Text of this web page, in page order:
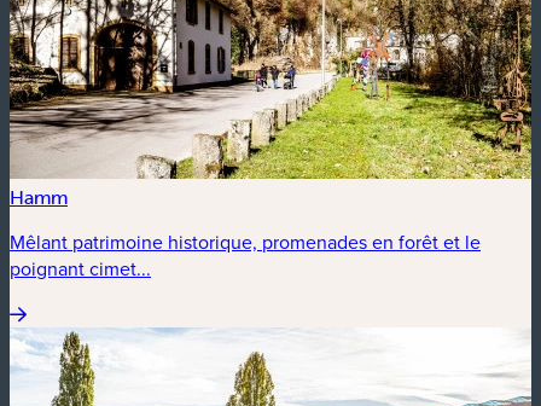
Hamm
Mêlant patrimoine historique, promenades en forêt et le
poignant cimet...